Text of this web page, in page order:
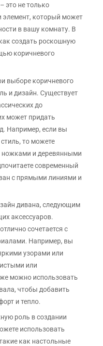
это не только
элемент, который может
в вашу комнату. В
создать роскошную
коричневого
выборе коричневого
и дизайн. Существует
до
может придать
Например, если вы
то можете
ножками и деревянными
современный
с прямыми линиями и
дивана, следующим
аксессуаров.
сочетается с
Например, вы
узорами или
или
можно использовать
чтобы добавить
и тепло.
роль в создании
использовать
как настольные